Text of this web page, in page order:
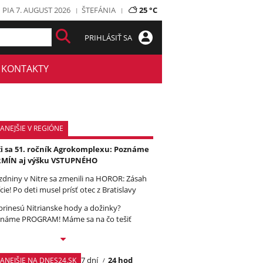
PIA 7. AUGUST 2026 ŠTEFÁNIA 25 °C
PRIHLÁSIŤ SA
KONTAKTY
V REGIÓNE
sa 51. ročník Agrokomplexu: Poznáme
aj výšku VSTUPNÉHO
v Nitre sa zmenili na HOROR: Zásah
Po deti musel prísť otec z Bratislavy
Nitrianske hody a dožinky?
PROGRAM! Máme sa na čo tešiť
NA DNES24.SK 7 dní 24 hod